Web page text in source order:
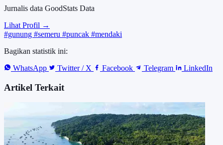
Jurnalis data GoodStats Data
Lihat Profil →
#gunung #semeru #puncak #mendaki
Bagikan statistik ini:
WhatsApp
Twitter / X Facebook Telegram LinkedIn
Artikel Terkait